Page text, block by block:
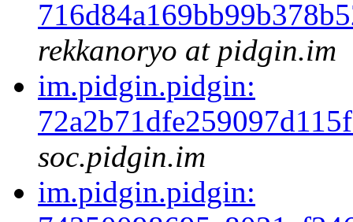
rekkanoryo at pidgin.im
im.pidgin.pidgin:
soc.pidgin.im
im.pidgin.pidgin: